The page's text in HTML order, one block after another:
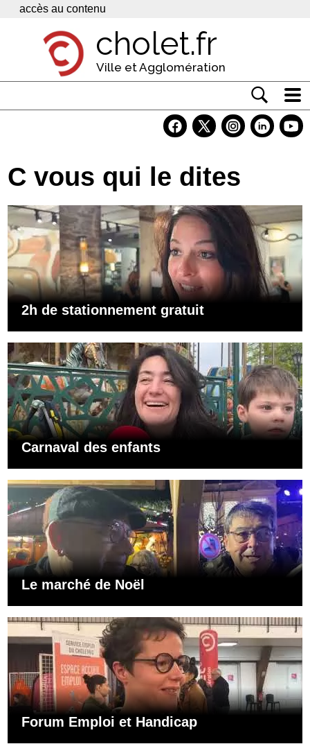
Panneau de gestion des cookies
accès au contenu
cholet.fr
Ville et Agglomération
Economie
Services
Contacts
C vous qui le dites
2h de stationnement gratuit
Carnaval des enfants
Le marché de Noël
Forum Emploi et Handicap